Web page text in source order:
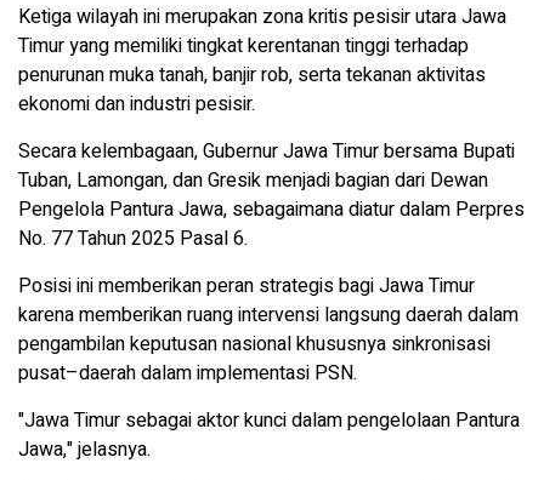
Ketiga wilayah ini merupakan zona kritis pesisir utara Jawa
Timur yang memiliki tingkat kerentanan tinggi terhadap
penurunan muka tanah, banjir rob, serta tekanan aktivitas
ekonomi dan industri pesisir.
Secara kelembagaan, Gubernur Jawa Timur bersama Bupati
Tuban, Lamongan, dan Gresik menjadi bagian dari Dewan
Pengelola Pantura Jawa, sebagaimana diatur dalam Perpres
No. 77 Tahun 2025 Pasal 6.
Posisi ini memberikan peran strategis bagi Jawa Timur
karena memberikan ruang intervensi langsung daerah dalam
pengambilan keputusan nasional khususnya sinkronisasi
pusat–daerah dalam implementasi PSN.
"Jawa Timur sebagai aktor kunci dalam pengelolaan Pantura
Jawa," jelasnya.